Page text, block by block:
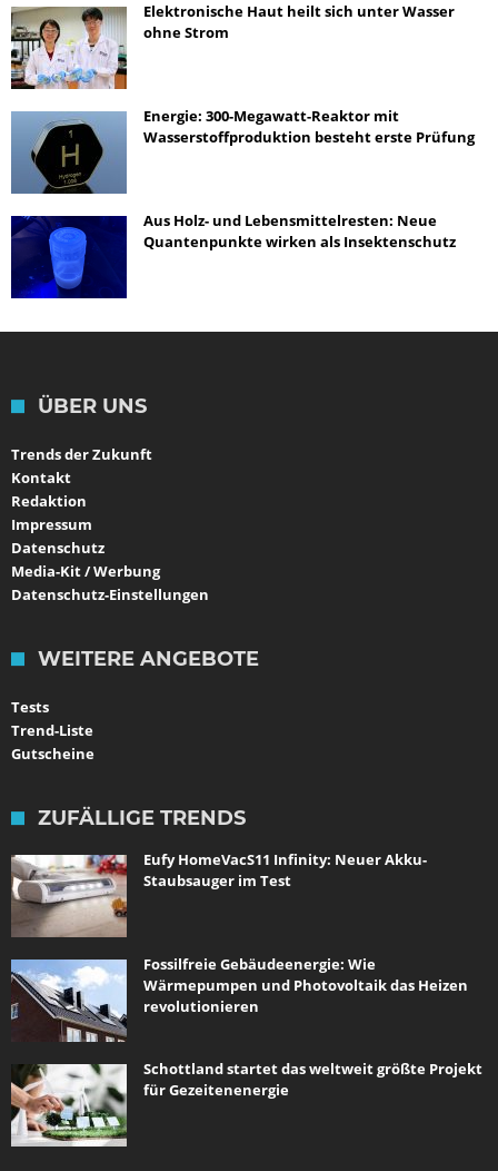
Elektronische Haut heilt sich unter Wasser
ohne Strom
Energie: 300-Megawatt-Reaktor mit
Wasserstoffproduktion besteht erste Prüfung
Aus Holz- und Lebensmittelresten: Neue
Quantenpunkte wirken als Insektenschutz
ÜBER UNS
Trends der Zukunft
Kontakt
Redaktion
Impressum
Datenschutz
Media-Kit / Werbung
Datenschutz-Einstellungen
WEITERE ANGEBOTE
Tests
Trend-Liste
Gutscheine
ZUFÄLLIGE TRENDS
Eufy HomeVacS11 Infinity: Neuer Akku-
Staubsauger im Test
Fossilfreie Gebäudeenergie: Wie
Wärmepumpen und Photovoltaik das Heizen
revolutionieren
Schottland startet das weltweit größte Projekt
für Gezeitenenergie